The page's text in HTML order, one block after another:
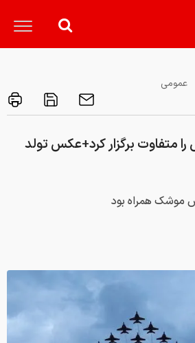
عمومی
را متفاوت برگزار کرد+عکس تولد